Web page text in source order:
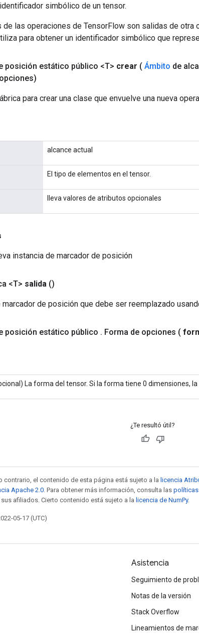
simbólico de un tensor.
de las operaciones de TensorFlow son salidas de otra
para obtener un identificador simbólico que
posición estático público <T> crear ( Ámbito de
opciones)
para crear una clase que envuelve una nueva
alcance actual
El tipo de elementos en el tensor.
lleva valores de atributos opcionales
instancia de marcador de posición
<T> salida ()
marcador de posición que debe ser reemplazado
posición estático público . Forma de opciones (
La forma del tensor. Si la forma tiene 0 dimensiones,
¿Te resultó útil?
contrario, el contenido de esta página está sujeto a la licencia
Apache 2.0 . Para obtener más información, consulta las
afiliados. Cierto contenido está sujeto a la licencia de NumPy.
05-17 (UTC)
Asistencia
Seguimiento de
Notas de la versión
Stack Overflow
Lineamientos de